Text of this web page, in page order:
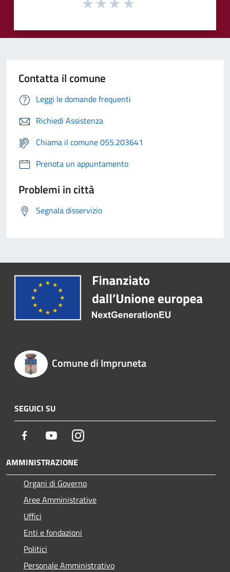
Contatta il comune
Leggi le domande frequenti
Richiedi Assistenza
Chiama il comune 055.203641
Prenota un appuntamento
Problemi in città
Segnala disservizio
Comune di Impruneta
SEGUICI SU
Facebook YoutubeInstagram
AMMINISTRAZIONE
Organi di Governo
Aree Amministrative
Uffici
Enti e fondazioni
Politici
Personale Amministrativo